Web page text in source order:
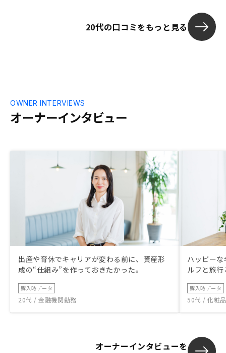
20代の口コミをもっと見る
オーナーインタビュー
OWNER INTERVIEWS
出産や育休でキャリアが変わる前に、資産形
成の“仕組み”を作っておきたかった。
購入時データ
20代 / 金融機関勤務
ハッピー
ルフと旅
購入時データ
50代 / 化粧
オーナーインタビューを